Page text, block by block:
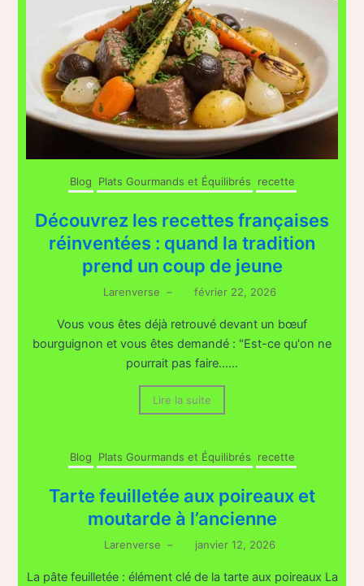
Blog Plats Gourmands et Équilibrés recette
Découvrez les recettes françaises
réinventées : quand la tradition
prend un coup de jeune
Larenverse – février 22, 2026
Vous vous êtes déjà retrouvé devant un bœuf
bourguignon et vous êtes demandé : "Est-ce qu'on ne
pourrait pas faire......
Lire la suite
Blog Plats Gourmands et Équilibrés recette
Tarte feuilletée aux poireaux et
moutarde à l’ancienne
Larenverse – janvier 12, 2026
La pâte feuilletée : élément clé de la tarte aux poireaux La